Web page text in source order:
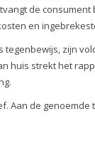
de
en
tegenbewijs, zijn
huis strekt het
Aan de